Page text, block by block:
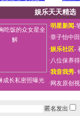
娱乐天天精选
成长私密照曝光
·明星新闻-
·章子怡中
·娱乐社区-
·八位保养
·我音我秀-
· 网友原创
匿名发出